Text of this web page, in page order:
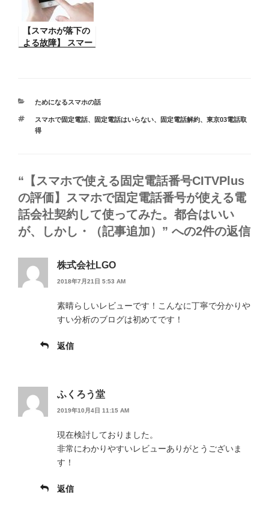
もれて探すに苦
労。そんな時に便
利なものが、こ
れ！
【スマホが落下の
よる故障】 スマー
た。もしかして爆
発？その修理と対
カ
ゴ
リ
ためになるスマホの話
タ
グ
スマホで固定電話、 固定電話はいらない、 固定電話解約、 東京03電話取
得
“【スマホで使える固定電話番号CITVPlus
の評価】スマホで固定電話番号が使える電
話会社契約して使ってみた。都合はいい
が、しかし・（記事追加）” への2件の返信
株式会社LGO
2018年7月21日 5:53 AM
素晴らしいレビューです！こんなに丁寧で分かりや
すい分析のブログは初めてです！
返信
ふくろう堂
2019年10月4日 11:15 AM
現在検討しておりました。
非常にわかりやすいレビューありがとうございま
す！
返信